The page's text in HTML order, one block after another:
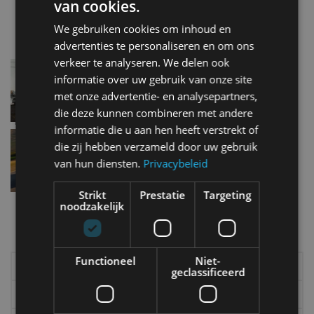
aug 2016
VW Crafter geschikt voor alle milieuzones
dec 2013
Vernieuwde Opel Meriva komt in januari
okt 2013
Meer autonieuws
Alle categorieën van AutoRAI.nl
Elektrisch
Autotests
Interview
Column
van cookies.
We gebruiken cookies om inhoud en
advertenties te personaliseren en om ons
verkeer te analyseren. We delen ook
informatie over uw gebruik van onze site
met onze advertentie- en analysepartners,
die deze kunnen combineren met andere
informatie die u aan hen heeft verstrekt of
die zij hebben verzameld door uw gebruik
van hun diensten. Privacybeleid
Strikt
noodzakelijk
Prestatie Targeting
Functioneel
Niet-
geclassificeerd